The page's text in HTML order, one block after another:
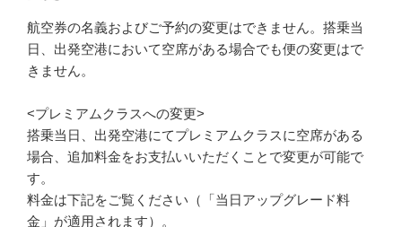
航空券の名義およびご予約の変更はできません。搭乗当
日、出発空港において空席がある場合でも便の変更はで
きません。
<プレミアムクラスへの変更>
搭乗当日、出発空港にてプレミアムクラスに空席がある
場合、追加料金をお支払いいただくことで変更が可能で
す。
料金は下記をご覧ください（「当日アップグレード料
金」が適用されます）。